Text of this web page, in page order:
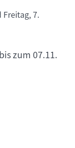
Freitag, 7.
zum 07.11.